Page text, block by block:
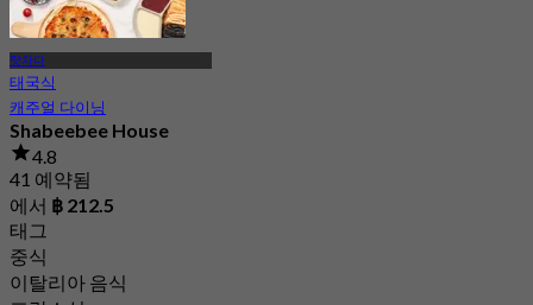
랏차다
태국식
캐주얼 다이닝
Shabeebee House
4.8
41 예약됨
에서 ฿ 212.5
태그
중식
이탈리아 음식